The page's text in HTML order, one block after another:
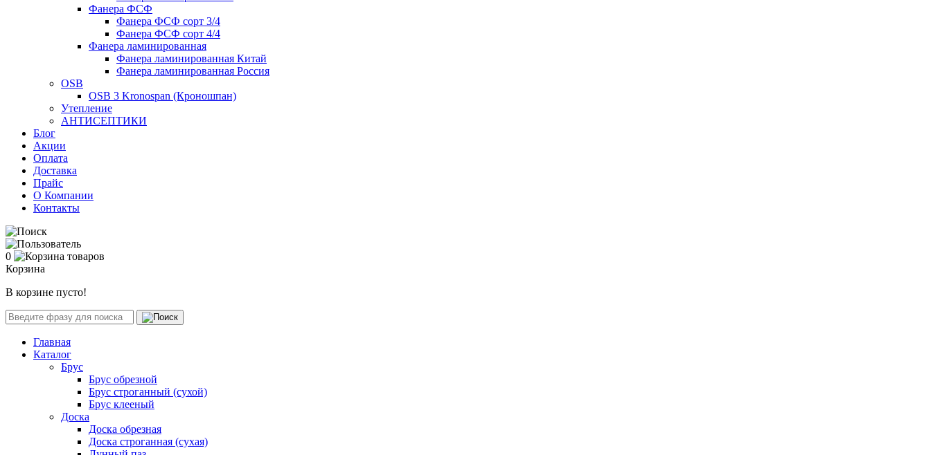
Фанера ФСФ
Фанера ФСФ сорт 3/4
Фанера ФСФ сорт 4/4
Фанера ламинированная
Фанера ламинированная Китай
Фанера ламинированная Россия
OSB
OSB 3 Kronospan (Кроношпан)
Утепление
АНТИСЕПТИКИ
Блог
Акции
Оплата
Доставка
Прайс
О Компании
Контакты
0
Корзина
В корзине пусто!
Главная
Каталог
Брус
Брус обрезной
Брус строганный (сухой)
Брус клееный
Доска
Доска обрезная
Доска строганная (сухая)